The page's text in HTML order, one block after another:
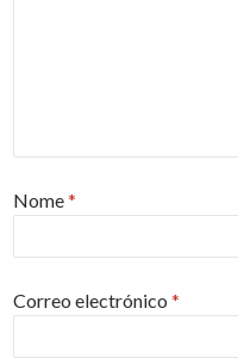
Nome*
Correo electrónico *